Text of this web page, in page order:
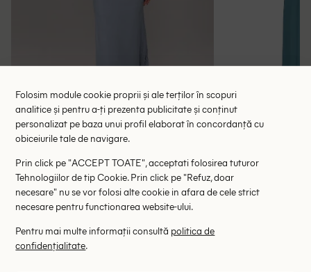
Rochie lunga Silquee, albastru
55.00 lei
RRP: 110.00 lei
Folosim module cookie proprii și ale terților în scopuri
analitice și pentru a-ți prezenta publicitate și conținut
personalizat pe baza unui profil elaborat în concordanță cu
obiceiurile tale de navigare.
Prin click pe "ACCEPT TOATE", acceptati folosirea tuturor
Tehnologiilor de tip Cookie. Prin click pe "Refuz, doar
necesare" nu se vor folosi alte cookie in afara de cele strict
necesare pentru functionarea website-ului.
Pentru mai multe informații consultă politica de
confidențialitate.